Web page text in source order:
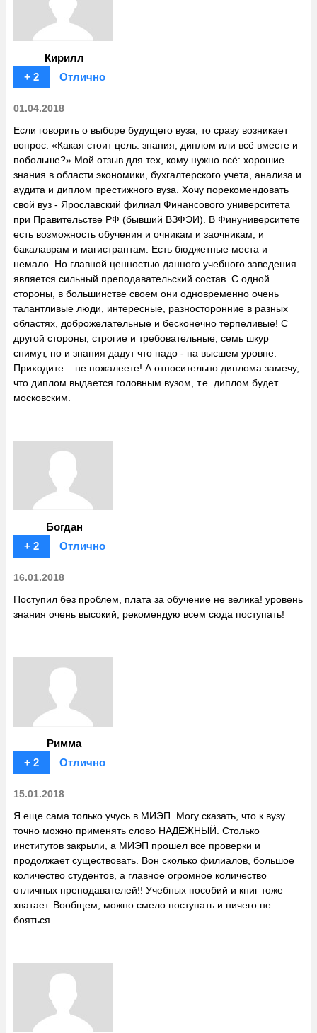
Кирилл
+ 2
Отлично
01.04.2018
Если говорить о выборе будущего вуза, то сразу возникает
вопрос: «Какая стоит цель: знания, диплом или всё вместе и
побольше?» Мой отзыв для тех, кому нужно всё: хорошие
знания в области экономики, бухгалтерского учета, анализа и
аудита и диплом престижного вуза. Хочу порекомендовать
свой вуз - Ярославский филиал Финансового университета
при Правительстве РФ (бывший ВЗФЭИ). В Финуниверситете
есть возможность обучения и очникам и заочникам, и
бакалаврам и магистрантам. Есть бюджетные места и
немало. Но главной ценностью данного учебного заведения
является сильный преподавательский состав. С одной
стороны, в большинстве своем они одновременно очень
талантливые люди, интересные, разносторонние в разных
областях, доброжелательные и бесконечно терпеливые! С
другой стороны, строгие и требовательные, семь шкур
снимут, но и знания дадут что надо - на высшем уровне.
Приходите – не пожалеете! А относительно диплома замечу,
что диплом выдается головным вузом, т.е. диплом будет
московским.
Богдан
+ 2
Отлично
16.01.2018
Поступил без проблем, плата за обучение не велика! уровень
знания очень высокий, рекомендую всем сюда поступать!
Римма
+ 2
Отлично
15.01.2018
Я еще сама только учусь в МИЭП. Могу сказать, что к вузу
точно можно применять слово НАДЕЖНЫЙ. Столько
институтов закрыли, а МИЭП прошел все проверки и
продолжает существовать. Вон сколько филиалов, большое
количество студентов, а главное огромное количество
отличных преподавателей!! Учебных пособий и книг тоже
хватает. Вообщем, можно смело поступать и ничего не
бояться.